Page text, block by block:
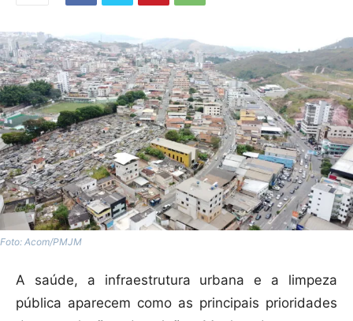
Foto: Acom/PMJM
A saúde, a infraestrutura urbana e a limpeza
pública aparecem como as principais prioridades